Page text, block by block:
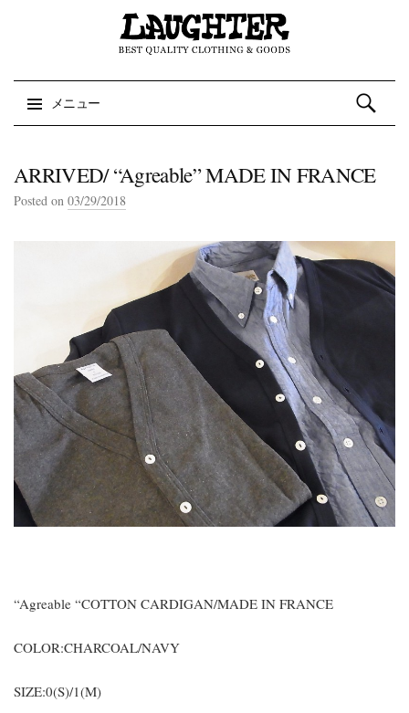
メニュー
検索:
ARRIVED/ “Agreable” MADE IN FRANCE
Posted on 03/29/2018
“Agreable “COTTON CARDIGAN/MADE IN FRANCE
COLOR:CHARCOAL/NAVY
SIZE:0(S)/1(M)